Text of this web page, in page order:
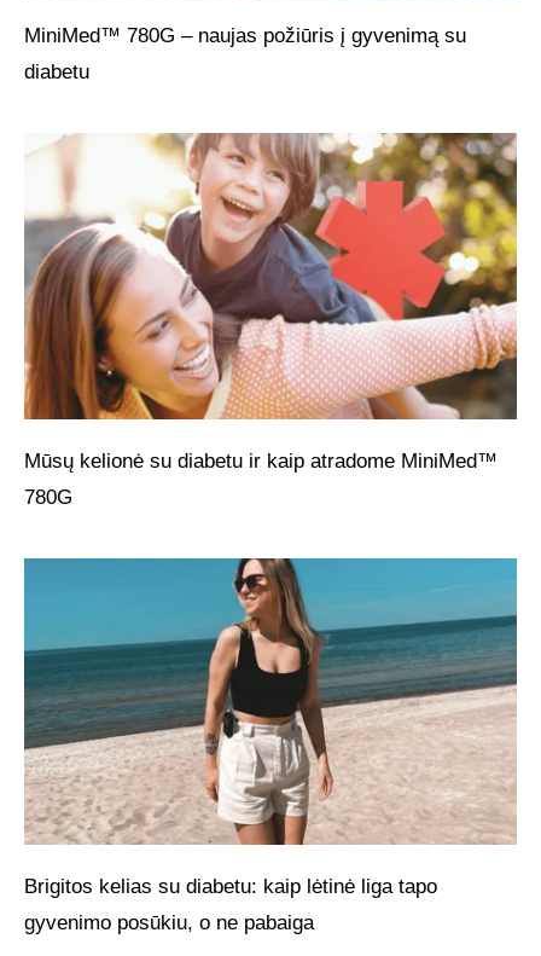
MiniMed™ 780G – naujas požiūris į gyvenimą su
diabetu
Mūsų kelionė su diabetu ir kaip atradome MiniMed™
780G
Brigitos kelias su diabetu: kaip lėtinė liga tapo
gyvenimo posūkiu, o ne pabaiga